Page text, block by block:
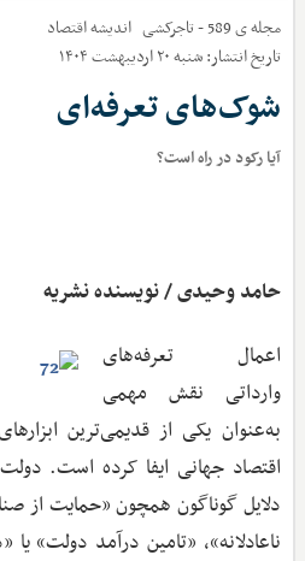
مجله ی 589 - تاجرکشی
اندیشه اقتصاد
تاریخ انتشار:شنبه ۲۰ اردیبهشت ۱۴۰۴
شوک‌های تعرفه‌ای
آیا رکود در راه است؟
حامد وحیدی / نویسنده نشریه
اعمال تعرفه‌های
وارداتی نقش مهمی
به‌عنوان یکی از قدیمی‌ترین
اقتصاد جهانی ایفا کرده است.
دلایل گوناگون همچون «حمایت از
ناعادلانه»، «تامین درآمد دولت» یا